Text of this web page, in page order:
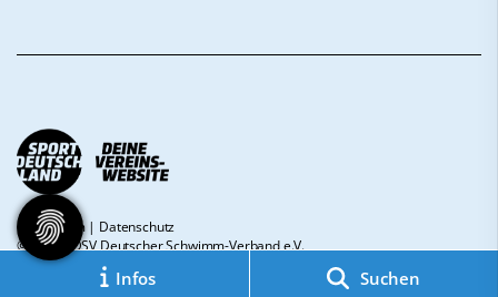
Infos Suchen
Impressum| Datenschutz
© 2026 - DSV Deutscher Schwimm-Verband e.V.
Diese Website ist gefördert durch das Projekt
„Sportdeutschland – Deine